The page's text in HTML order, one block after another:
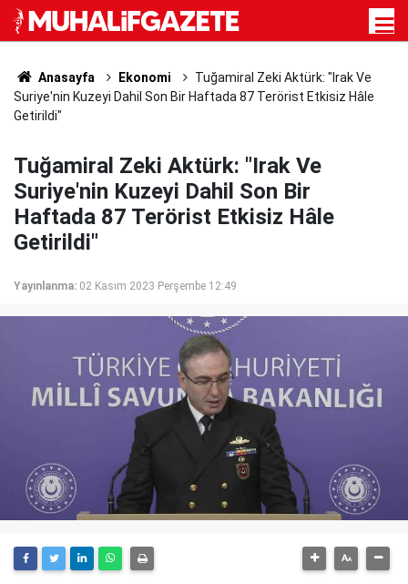
Anasayfa Ekonomi
Tuğamiral Zeki Aktürk: "Irak Ve
Suriye'nin Kuzeyi Dahil Son Bir Haftada 87 Terörist Etkisiz Hâle
Getirildi"
Tuğamiral Zeki Aktürk: "Irak Ve
Suriye'nin Kuzeyi Dahil Son Bir
Haftada 87 Terörist Etkisiz Hâle
Getirildi"
Yayınlanma: 02 Kasım 2023 Perşembe 12:49